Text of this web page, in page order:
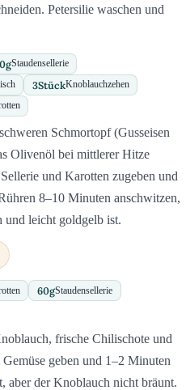
Petersilie waschen und
gStaudensellerie
3StückKnoblauchzehen
Schmortopf (Gusseisen
Olivenöl bei mittlerer Hitze
und Karotten zugeben und
8–10 Minuten anschwitzen,
und leicht goldgelb ist.
60gStaudensellerie
frische Chilischote und
geben und 1–2 Minuten
aber der Knoblauch nicht bräunt.